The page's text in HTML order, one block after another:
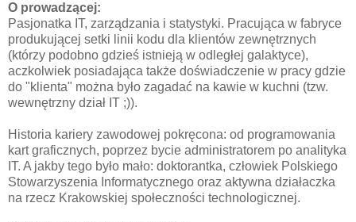
O prowadzącej:
Pasjonatka IT, zarządzania i statystyki. Pracująca w fabryce
produkującej setki linii kodu dla klientów zewnętrznych
(którzy podobno gdzieś istnieją w odległej galaktyce),
aczkolwiek posiadająca także doświadczenie w pracy gdzie
do "klienta" można było zagadać na kawie w kuchni (tzw.
wewnętrzny dział IT ;)).
Historia kariery zawodowej pokręcona: od programowania
kart graficznych, poprzez bycie administratorem po analityka
IT. A jakby tego było mało: doktorantka, człowiek Polskiego
Stowarzyszenia Informatycznego oraz aktywna działaczka
na rzecz Krakowskiej społeczności technologicznej.